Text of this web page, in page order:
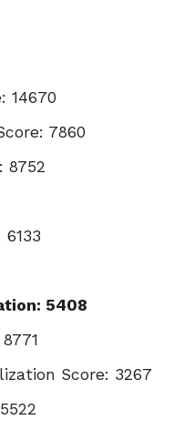
14670
7860
8752
5408
Score: 3267